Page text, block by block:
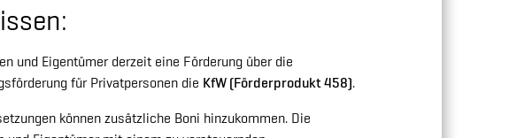
und Eigentümer derzeit eine Förderung über die
für Privatpersonen die KfW (Förderprodukt 458).
können zusätzliche Boni hinzukommen. Die